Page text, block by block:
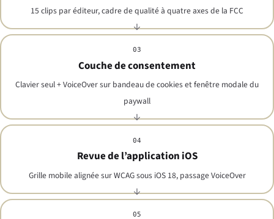
15 clips par éditeur, cadre de qualité à quatre axes de la FCC
03
Couche de consentement
Clavier seul + VoiceOver sur bandeau de cookies et fenêtre modale du
paywall
04
Revue de l’application iOS
Grille mobile alignée sur WCAG sous iOS 18, passage VoiceOver
05